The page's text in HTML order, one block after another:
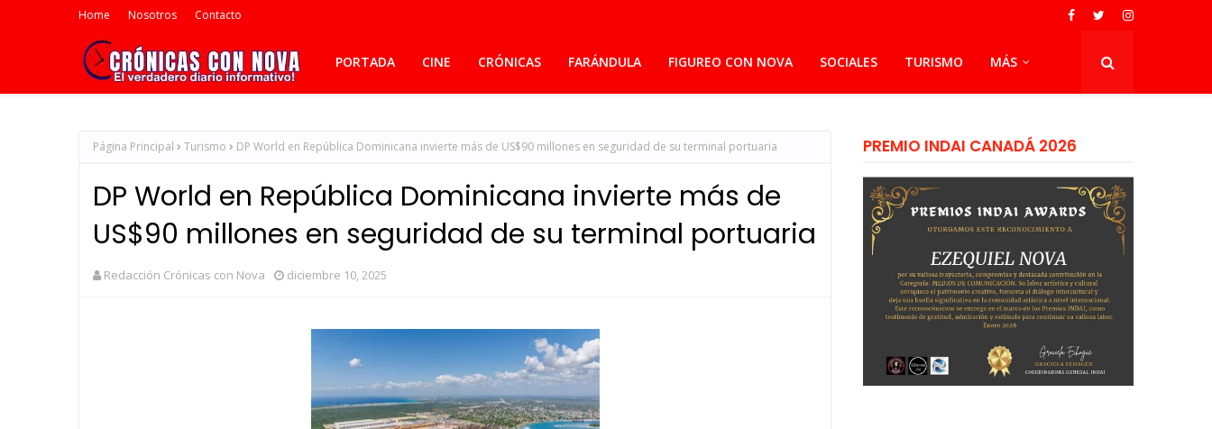
Home Nosotros Contacto
PORTADA CINE CRÓNICAS FARÁNDULA FIGUREO CON NOVA SOCIALES TURISMO MÁS
Página Principal Turismo DP World en República Dominicana invierte más de US$90 millones en seguridad de su terminal portuaria
DP World en República Dominicana invierte más de
US$90 millones en seguridad de su terminal portuaria
Redacción Crónicas con Nova diciembre 10, 2025
PREMIO INDAI CANADÁ 2026